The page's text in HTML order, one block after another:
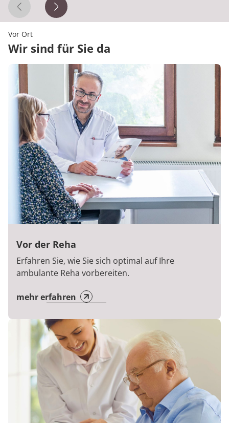
Vorheriges ZitatNächstes Zitat
Vor Ort
Wir sind für Sie da
Vor der Reha
Erfahren Sie, wie Sie sich optimal auf Ihre
ambulante Reha vorbereiten.
mehr erfahren